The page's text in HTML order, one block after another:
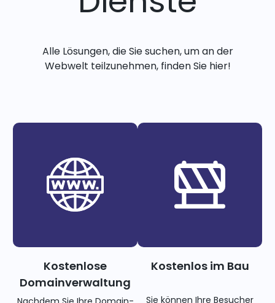
Alle Lösungen, die Sie suchen, um an der
Webwelt teilzunehmen, finden Sie hier!
Kostenlose
Domainverwaltung
Kostenlos im Bau
Sie können Ihre Besucher